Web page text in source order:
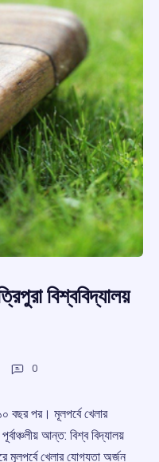
বিশ্ববিদ্যালয়
0
বছর পর। মূলপর্বে খেলার
আন্ত:‌ বিশ্ব বিদ্যালয়
মূলপর্বে খেলার যোগ্যতা অর্জন